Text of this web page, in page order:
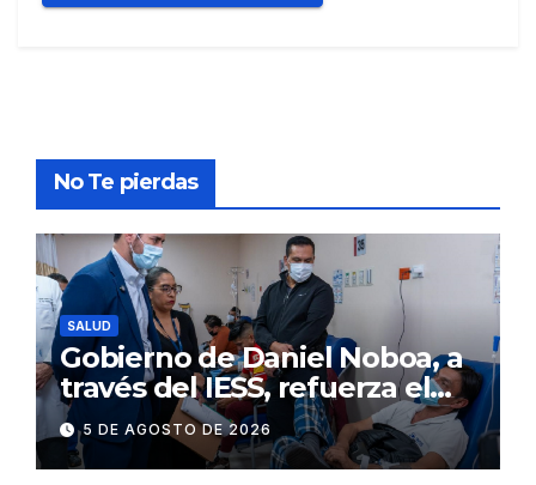
No Te pierdas
SALUD
Gobierno de Daniel Noboa, a
través del IESS, refuerza el
abastecimiento de insulina
en 86 establecimientos de
salud
5 DE AGOSTO DE 2026